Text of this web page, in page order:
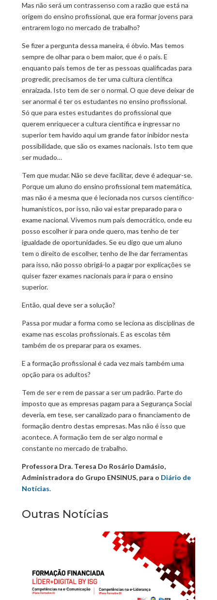
Mas não será um contrassenso com a razão que está na
origem do ensino profissional, que era formar jovens para
entrarem logo no mercado de trabalho?
Se fizer a pergunta dessa maneira, é óbvio. Mas temos
sempre de olhar para o bem maior, que é o país. E
enquanto país temos de ter as pessoas qualificadas para
progredir, precisamos de ter uma cultura científica
enraizada. Isto tem de ser o normal. O que deve deixar de
ser anormal é ter os estudantes no ensino profissional.
Só que para estes estudantes do profissional que
querem enriquecer a cultura científica e ingressar no
superior tem havido aqui um grande fator inibidor nesta
possibilidade, que são os exames nacionais. Isto tem que
ser mudado…
Tem que mudar. Não se deve facilitar, deve é adequar-se.
Porque um aluno do ensino profissional tem matemática,
mas não é a mesma que é lecionada nos cursos científico-
humanísticos, por isso, não vai estar preparado para o
exame nacional. Vivemos num país democrático, onde eu
posso escolher ir para onde quero, mas tenho de ter
igualdade de oportunidades. Se eu digo que um aluno
tem o direito de escolher, tenho de lhe dar ferramentas
para isso, não posso obrigá-lo a pagar por explicações se
quiser fazer exames nacionais para ir para o ensino
superior.
Então, qual deve ser a solução?
Passa por mudar a forma como se leciona as disciplinas de
exame nas escolas profissionais. E as escolas têm
também de os preparar para os exames.
E a formação profissional é cada vez mais também uma
opção para os adultos?
Tem de ser e rem de passar a ser um padrão. Parte do
imposto que as empresas pagam para a Segurança Social
deveria, em tese, ser canalizado para o financiamento de
formação dentro destas empresas. Mas não é isso que
acontece. A formação tem de ser algo normal e
constante no mercado de trabalho.
Professora Dra. Teresa Do Rosário Damásio,
Administradora do Grupo ENSINUS, para o Diário de
Notícias.
Outras Notícias